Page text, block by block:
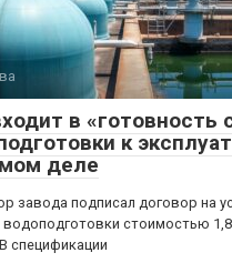
в «готовность
к
деле
завода подписал договор на
водоподготовки стоимостью
спецификации